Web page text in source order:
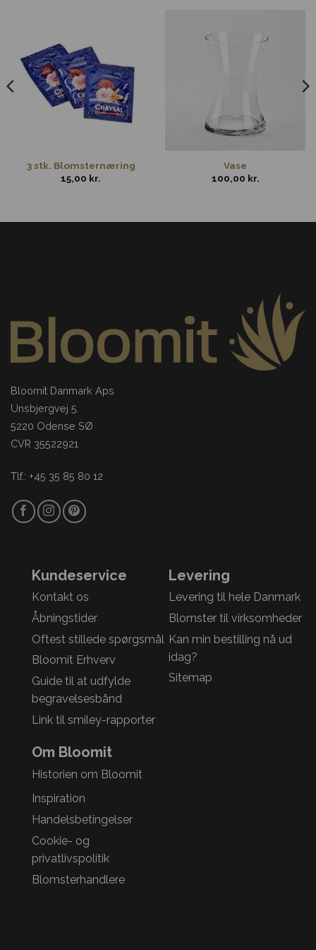
3 stk. Blomsternæring
15,00 kr.
Vase
100,00 kr.
Bloomit Danmark Aps
Unsbjergvej 5.
5220 Odense SØ
CVR 35522921
Tlf.: +45 35 85 80 12
Kundeservice
Kontakt os
Åbningstider
Oftest stillede spørgsmål
Bloomit Erhverv
Guide til at udfylde
begravelsesbånd
Link til smiley-rapporter
Levering
Levering til hele Danmark
Blomster til virksomheder
Kan min bestilling nå ud
idag?
Sitemap
Om Bloomit
Historien om Bloomit
Inspiration
Handelsbetingelser
Cookie- og
privatlivspolitik
Blomsterhandlere